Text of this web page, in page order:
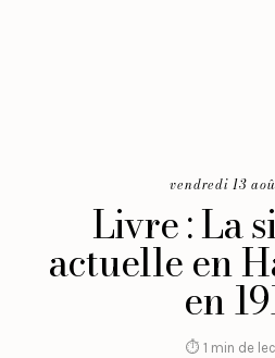
vendredi 13
Livre : La
actuelle en
en
⏱ 1 min de